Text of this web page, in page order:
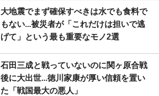
大地震でまず確保すべきは水でも食料で
もない...被災者が「これだけは担いで逃
げて」という最も重要なモノ2選
石田三成と戦っていないのに関ヶ原合戦
後に大出世...徳川家康が厚い信頼を置い
た「戦国最大の悪人」